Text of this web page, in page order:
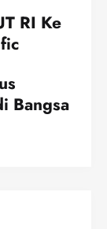
RI Ke
Bangsa